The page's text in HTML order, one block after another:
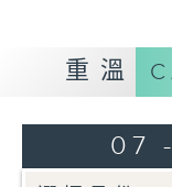
「珍珠塔(二
由 陳蘭、
重溫
07